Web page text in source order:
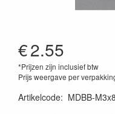
€2.55
*Prijzen zijn inclusief btw
Prijs weergave per
Artikelcode: MDBB-